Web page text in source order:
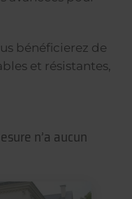
bénéficierez de
et résistantes,
n’a aucun